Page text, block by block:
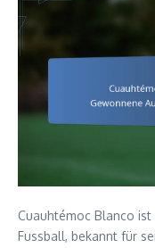
Cuauhtémoc Blanco
Fussball, bekannt für